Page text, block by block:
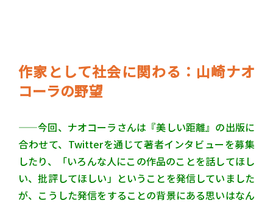
作家として社会に関わる：山崎ナオ
コーラの野望
——今回、ナオコーラさんは『美しい距離』の出版に
合わせて、Twitterを通じて著者インタビューを募集
したり、「いろんな人にこの作品のことを話してほし
い、批評してほしい」ということを発信していました
が、こうした発信をすることの背景にある思いはなん